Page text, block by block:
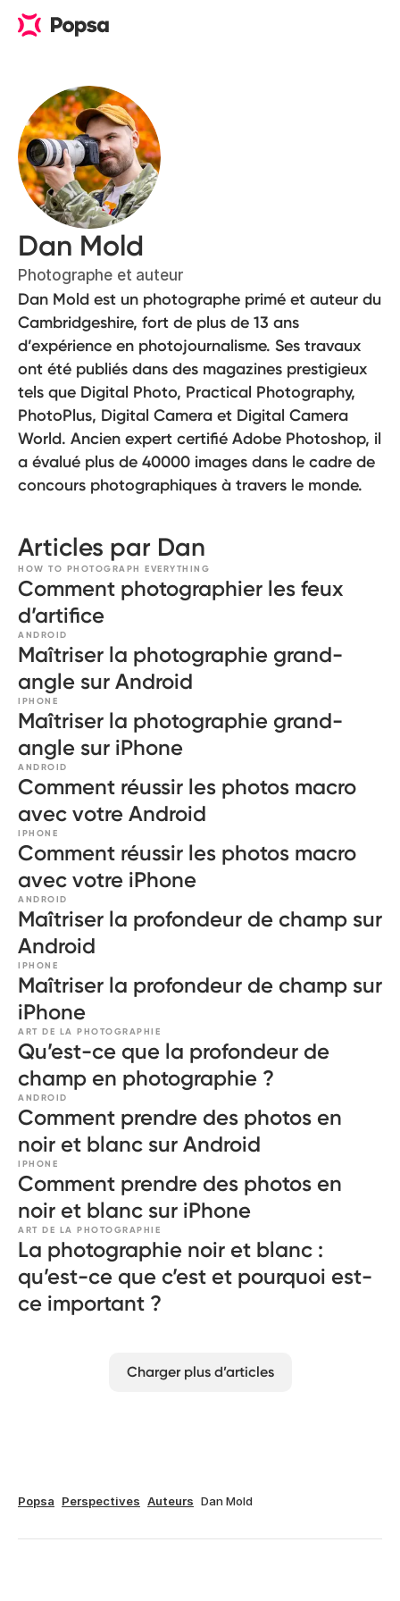
Dan Mold
Photographe et auteur
Dan Mold est un photographe primé et auteur du
Cambridgeshire, fort de plus de 13 ans
d’expérience en photojournalisme. Ses travaux
ont été publiés dans des magazines prestigieux
tels que Digital Photo, Practical Photography,
PhotoPlus, Digital Camera et Digital Camera
World. Ancien expert certifié Adobe Photoshop, il
a évalué plus de 40000 images dans le cadre de
concours photographiques à travers le monde.
Articles par Dan
HOW TO PHOTOGRAPH EVERYTHING
Comment photographier les feux
d’artifice
ANDROID
Maîtriser la photographie grand-
angle sur Android
IPHONE
Maîtriser la photographie grand-
angle sur iPhone
ANDROID
Comment réussir les photos macro
avec votre Android
IPHONE
Comment réussir les photos macro
avec votre iPhone
ANDROID
Maîtriser la profondeur de champ sur
Android
IPHONE
Maîtriser la profondeur de champ sur
iPhone
ART DE LA PHOTOGRAPHIE
Qu’est-ce que la profondeur de
champ en photographie ?
ANDROID
Comment prendre des photos en
noir et blanc sur Android
IPHONE
Comment prendre des photos en
noir et blanc sur iPhone
ART DE LA PHOTOGRAPHIE
La photographie noir et blanc :
qu’est-ce que c’est et pourquoi est-
ce important ?
Charger plus d’articles
Popsa Perspectives Auteurs Dan Mold